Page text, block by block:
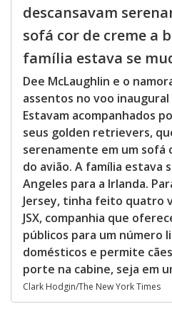
descansavam
sofá cor de creme a
família estava se
Dee McLaughlin e o
assentos no voo
Estavam acompanhados
seus golden retrievers,
serenamente em um sofá
do avião. A família estava
Angeles para a Irlanda.
Jersey, tinha feito quatro
JSX, companhia que
públicos para um número
domésticos e permite
porte na cabine, seja em
Clark Hodgin/The New York Times